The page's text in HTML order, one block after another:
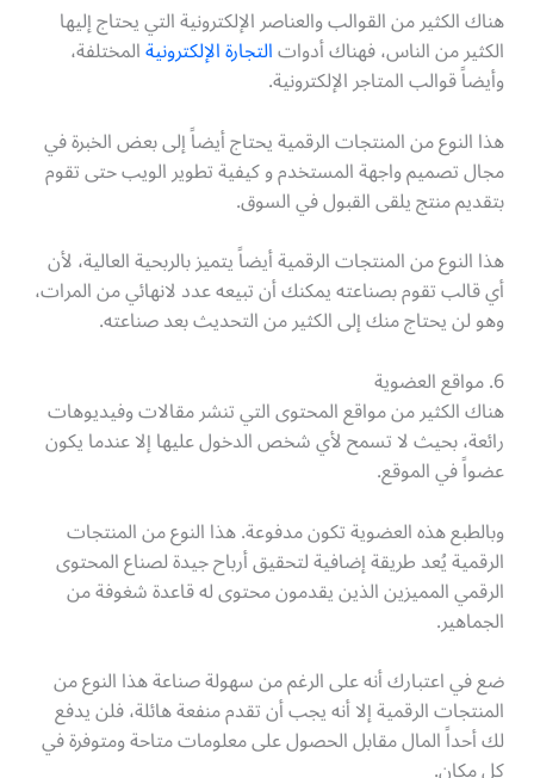
هناك الكثير من القوالب والعناصر الإلكترونية التي يحتاج إليها
الكثير من الناس، فهناك أدواتالتجارة الإلكترونيةالمختلفة،
وأيضاً قوالب المتاجر الإلكترونية.
هذا النوع من المنتجات الرقمية يحتاج أيضاً إلى بعض الخبرة في
مجال تصميم واجهة المستخدم و كيفية تطوير الويب حتى تقوم
بتقديم منتج يلقى القبول في السوق.
هذا النوع من المنتجات الرقمية أيضاً يتميز بالربحية العالية، لأن
أي قالب تقوم بصناعته يمكنك أن تبيعه عدد لانهائي من المرات،
وهو لن يحتاج منك إلى الكثير من التحديث بعد صناعته.
6. مواقع العضوية
هناك الكثير من مواقع المحتوى التي تنشر مقالات وفيديوهات
رائعة، بحيث لا تسمح لأي شخص الدخول عليها إلا عندما يكون
عضواً في الموقع.
وبالطبع هذه العضوية تكون مدفوعة. هذا النوع من المنتجات
الرقمية يُعد طريقة إضافية لتحقيق أرباح جيدة لصناع المحتوى
الرقمي المميزين الذين يقدمون محتوى له قاعدة شغوفة من
الجماهير.
ضع في اعتبارك أنه على الرغم من سهولة صناعة هذا النوع من
المنتجات الرقمية إلا أنه يجب أن تقدم منفعة هائلة، فلن يدفع
لك أحداً المال مقابل الحصول على معلومات متاحة ومتوفرة في